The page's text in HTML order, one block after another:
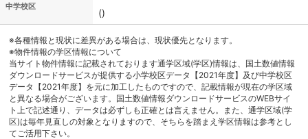
中学校区
()
※各種情報と現状に差異がある場合は、現状優先となります。
※物件情報の学区情報について
当サイト物件情報に記載されております通学区域(学区)情報は、国土数値情報
ダウンロードサービスが提供する小学校区データ【2021年度】及び中学校区
データ【2021年度】を元に加工したものですので、記載情報が現在の学区域
と異なる場合がございます。国土数値情報ダウンロードサービスのWEBサイ
ト上で記述通り、データは必ずしも正確とは言えません。また、通学区域(学
区)は毎年見直しの対象となりますので、そちらを踏まえ学区情報は参考とし
てご活用下さい。